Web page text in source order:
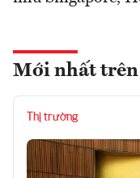
Mới nhất trên
Thị trường